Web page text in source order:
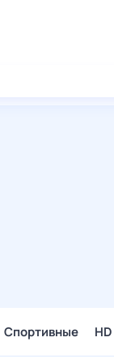
Спортивные HD